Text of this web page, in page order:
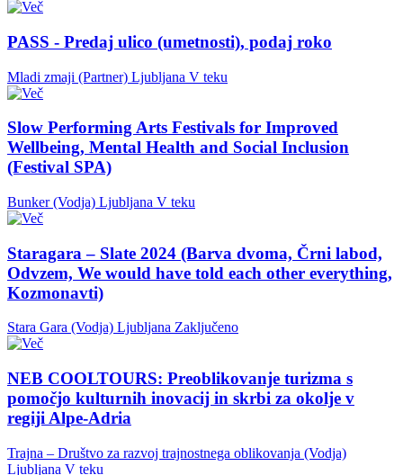
PASS - Predaj ulico (umetnosti), podaj roko
Mladi zmaji (Partner) Ljubljana V teku
Slow Performing Arts Festivals for Improved
Wellbeing, Mental Health and Social Inclusion
(Festival SPA)
Bunker (Vodja) Ljubljana V teku
Staragara – Slate 2024 (Barva dvoma, Črni labod,
Odvzem, We would have told each other everything,
Kozmonavti)
Stara Gara (Vodja) Ljubljana Zaključeno
NEB COOLTOURS: Preoblikovanje turizma s
pomočjo kulturnih inovacij in skrbi za okolje v
regiji Alpe-Adria
Trajna – Društvo za razvoj trajnostnega oblikovanja (Vodja)
Ljubljana V teku